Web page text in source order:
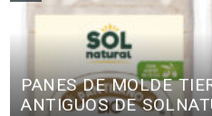
PANES DE MOLDE
ANTIGUOS DE